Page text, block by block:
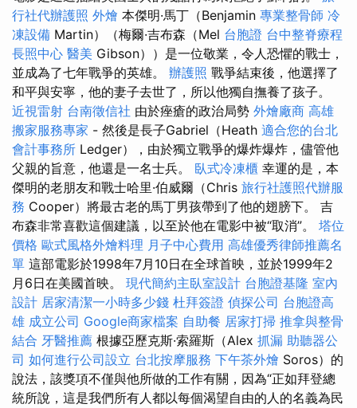
行社代辦護照 外燴 本傑明·馬丁（Benjamin 專業整骨師 冷
凍設備 Martin）（梅爾·吉布森（Mel 台胞證 台中整脊療程
長照中心 醫美 Gibson））是一位敬業，令人恐懼的戰士，
並成為了七年戰爭的英雄。 辦護照 戰爭結束後，他選擇了
和平與安寧，他的妻子去世了，所以他獨自撫養了孩子。
近視雷射 台南徵信社 由於痤瘡的政治局勢 外燴廠商 高雄
搬家服務專家 - 然後是長子Gabriel（Heath 適合您的台北
會計事務所 Ledger），由於獨立戰爭的爆炸爆炸，儘管他
父親的旨意，他還是一名士兵。 臥式冷凍櫃 幸運的是，本
傑明的老朋友和戰士哈里·伯威爾（Chris 旅行社護照代辦服
務 Cooper）將最古老的馬丁男孩帶到了他的翅膀下。 吉
布森非常喜歡這個建議，以至於他在電影中被“取消”。 塔位
價格 歐式風格外燴料理 月子中心費用 高雄優秀律師推薦名
單 這部電影於1998年7月10日在全球首映，並於1999年2
月6日在美國首映。 現代簡約主臥室設計 台胞證基隆 室內
設計 居家清潔一小時多少錢 杜拜簽證 偵探公司 台胞證高
雄 成立公司 Google商家檔案 自助餐 居家打掃 推拿與整骨
結合 牙醫推薦 根據亞歷克斯·索羅斯（Alex 抓漏 助聽器公
司 如何進行公司設立 台北按摩服務 下午茶外燴 Soros）的
說法，該獎項不僅與他所做的工作有關，因為“正如拜登總
統所說，這是我們所有人都以每個渴望自由的人的名義為民